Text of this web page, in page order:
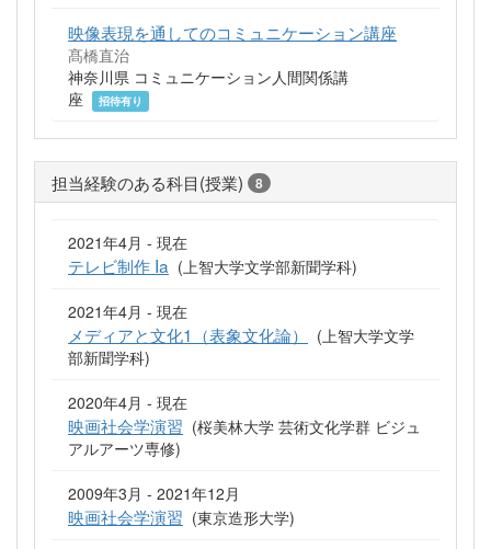
映像表現を通してのコミュニケーション講座
髙橋直治
神奈川県 コミュニケーション人間関係講
座
招待有り
担当経験のある科目(授業) 8
2021年4月 - 現在
テレビ制作 Ia (上智大学文学部新聞学科)
2021年4月 - 現在
メディアと文化1（表象文化論）
(上智大学文学
部新聞学科)
2020年4月 - 現在
映画社会学演習 (桜美林大学 芸術文化学群 ビジュ
アルアーツ専修)
2009年3月 - 2021年12月
映画社会学演習 (東京造形大学)